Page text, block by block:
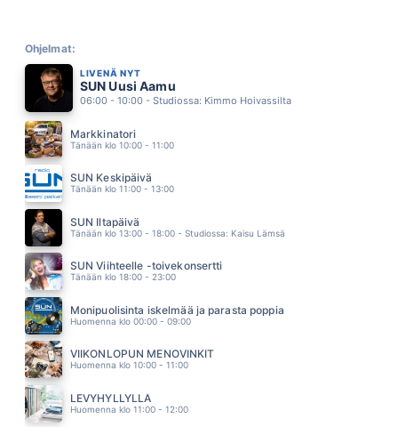
ANNA ERIKSSON
02.06
MARIA MARIA
SANTANA
02.02
DISCO
01.58
KAIJA KOO
01.55
PHILHARMONIC
01.51
Ohjelmat:
LIVENÄ NYT
SUN Uusi Aamu
06:00 - 10:00 - Studiossa: Kimmo Hoivassilta
Markkinatori
Tänään klo 10:00 - 11:00
SUN Keskipäivä
Tänään klo 11:00 - 13:00
SUN Iltapäivä
Tänään klo 13:00 - 18:00 - Studiossa: Kaisu Lämsä
SUN Viihteelle -toivekonsertti
Tänään klo 18:00 - 23:00
Monipuolisinta iskelmää ja parasta poppia
Huomenna klo 00:00 - 09:00
VIIKONLOPUN MENOVINKIT
Huomenna klo 10:00 - 11:00
LEVYHYLLYLLÄ
Huomenna klo 11:00 - 12:00